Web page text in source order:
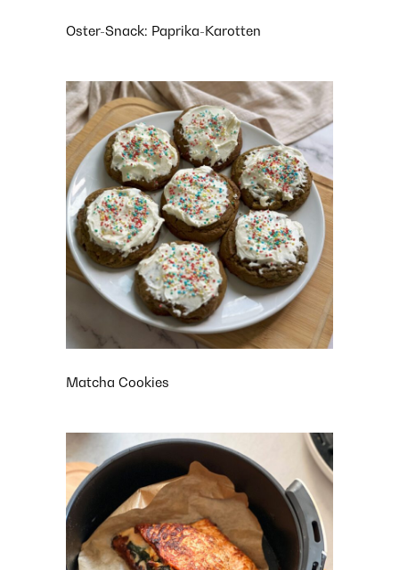
Oster-Snack: Paprika-Karotten
Matcha Cookies